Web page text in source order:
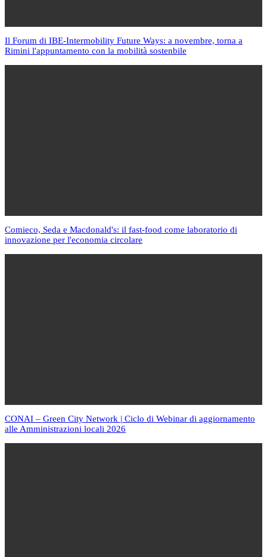
Il Forum di IBE-Intermobility Future Ways: a novembre, torna a
Rimini l'appuntamento con la mobilità sostenbile
Comieco, Seda e Macdonald's: il fast-food come laboratorio di
innovazione per l'economia circolare
CONAI – Green City Network | Ciclo di Webinar di aggiornamento
alle Amministrazioni locali 2026